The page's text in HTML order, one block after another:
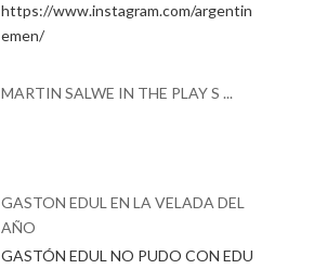
https://www.instagram.com/argentin
emen/
MARTIN SALWE IN THE PLAY S ...
GASTON EDUL EN LA VELADA DEL
AÑO
GASTÓN EDUL NO PUDO CON EDU